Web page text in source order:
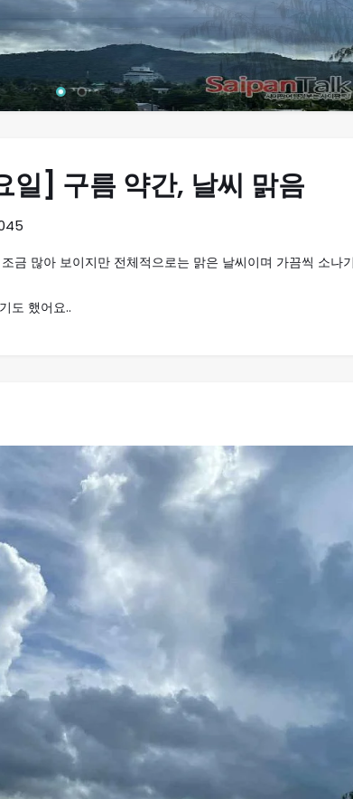
] 구름 약간, 날씨 맑음
금 많아 보이지만 전체적으로는 맑은 날씨이며 가끔씩 소나
도 했어요..